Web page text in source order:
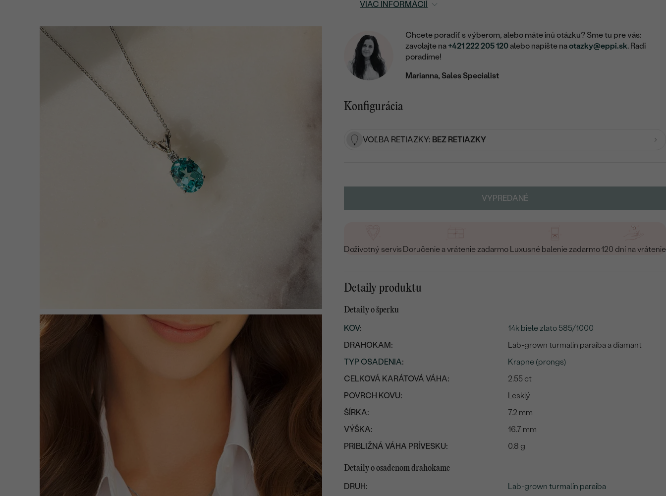
VIAC INFORMÁCIÍ
Chcete poradiť s výberom, alebo máte inú otázku? Sme tu pre vás:
zavolajte na +421 222 205 120alebo napíšte naotazky@eppi.sk. Radi
poradíme!
Marianna, Sales Specialist
Konfigurácia
VOĽBA RETIAZKY: BEZ RETIAZKY
VYPREDANÉ
Doživotný servis Doručenie a vrátenie zadarmo Luxusné balenie zadarmo120 dní na vrátenie
Detaily produktu
Detaily o šperku
KOV:
14k biele zlato 585/1000
DRAHOKAM:
Lab-grown turmalín paraiba a diamant
TYP OSADENIA:
Krapne (prongs)
CELKOVÁ KARÁTOVÁ VÁHA:
2.55 ct
POVRCH KOVU:
Lesklý
ŠÍRKA:
7.2 mm
VÝŠKA:
16.7 mm
PRIBLIŽNÁ VÁHA PRÍVESKU:
0.8 g
Detaily o osadenom drahokame
DRUH:
Lab-grown turmalín paraiba